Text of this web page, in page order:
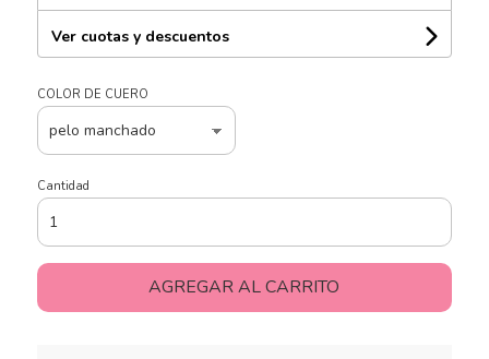
Ver cuotas y descuentos
COLOR DE CUERO
Cantidad
AGREGAR AL CARRITO